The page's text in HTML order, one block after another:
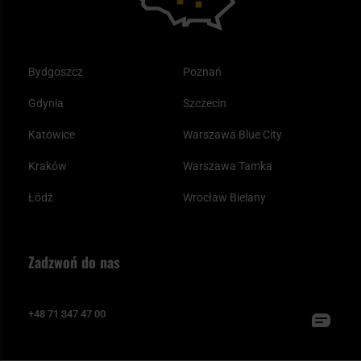
Bydgoszcz
Gdynia
Katowice
Kraków
Łódź
Poznań
Szczecin
Warszawa Blue City
Warszawa Tamka
Wrocław Bielany
Zadzwoń do nas
+48 71 347 47 00